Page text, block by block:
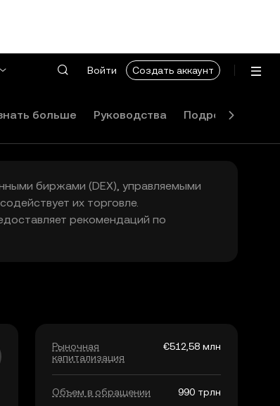
Войти Создать аккаунт
больше Руководства Подробности
биржами (DEX), управляемыми
их торговле.
рекомендаций по
Рыночная
капитализация
€512,58 млн
Объем в обращении 990 трлн